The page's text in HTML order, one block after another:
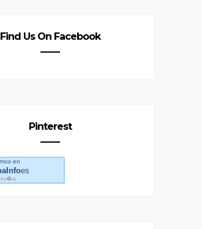
Find Us On Facebook
Pinterest
en
es